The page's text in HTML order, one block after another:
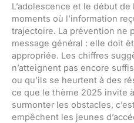
L’adolescence et le début de
moments où l’information
trajectoire. La prévention ne
message général : elle doit
appropriée. Les chiffres
n’atteignent pas encore
ou qu’ils se heurtent à des
ce que le thème 2025 invite
surmonter les obstacles,
empêchent les jeunes